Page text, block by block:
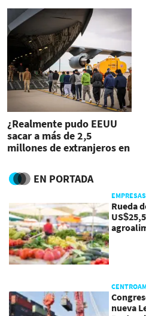
¿Realmente pudo EEUU
sacar a más de 2,5
millones de extranjeros en
EN PORTADA
Rueda
nueva